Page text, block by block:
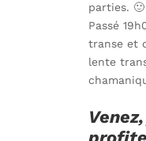
parties. 🙂
Passé
transe et
lente